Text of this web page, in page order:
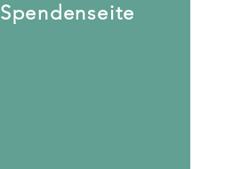
Spendenseite